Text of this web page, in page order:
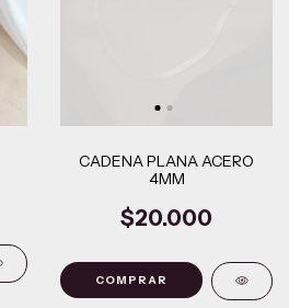
CADENA PLANA ACERO
4MM
$20.000